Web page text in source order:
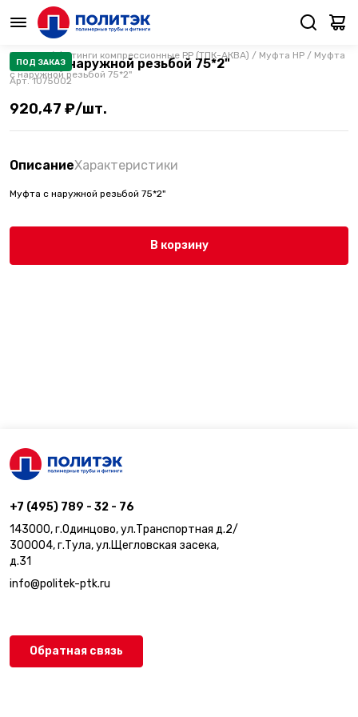
Каталог/Фитинги компрессионные PP (ТПК-АКВА) / Муфта НР / Муфта
с наружной резьбой 75*2"
ПОД ЗАКАЗ
Муфта с наружной резьбой 75*2"
Арт.1075002
920,47 ₽/шт.
ОписаниеХарактеристики
Муфта с наружной резьбой 75*2"
В корзину
+7 (495) 789 - 32 - 76
143000, г.Одинцово, ул.Транспортная д.2/
300004, г.Тула, ул.Щегловская засека,
д.31
info@politek-ptk.ru
Обратная связь